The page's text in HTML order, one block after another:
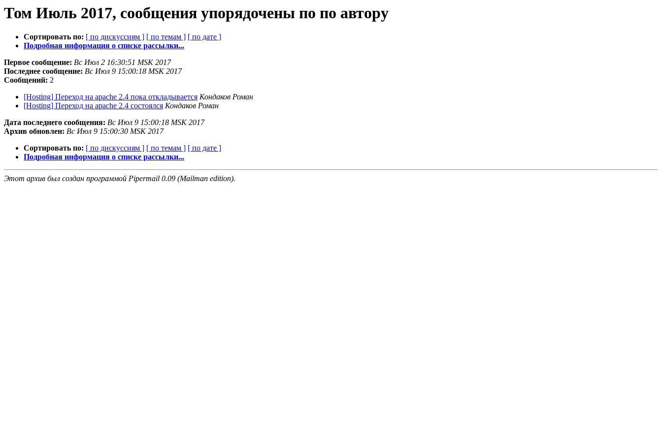
Том Июль 2017, сообщения упорядочены по по автору
Сортировать по: [ по дискуссиям ] [ по темам ] [ по дате ]
Подробная информация о списке рассылки...
Первое сообщение: Вс Июл 2 16:30:51 MSK 2017
Последнее сообщение: Вс Июл 9 15:00:18 MSK 2017
Сообщений: 2
[Hosting] Переход на apache 2.4 пока откладывается Кондаков Роман
[Hosting] Переход на apache 2.4 cоcтоялся Кондаков Роман
Дата последнего сообщения: Вс Июл 9 15:00:18 MSK 2017
Архив обновлен: Вс Июл 9 15:00:30 MSK 2017
Сортировать по: [ по дискуссиям ] [ по темам ] [ по дате ]
Подробная информация о списке рассылки...
Этот архив был создан программой Pipermail 0.09 (Mailman edition).